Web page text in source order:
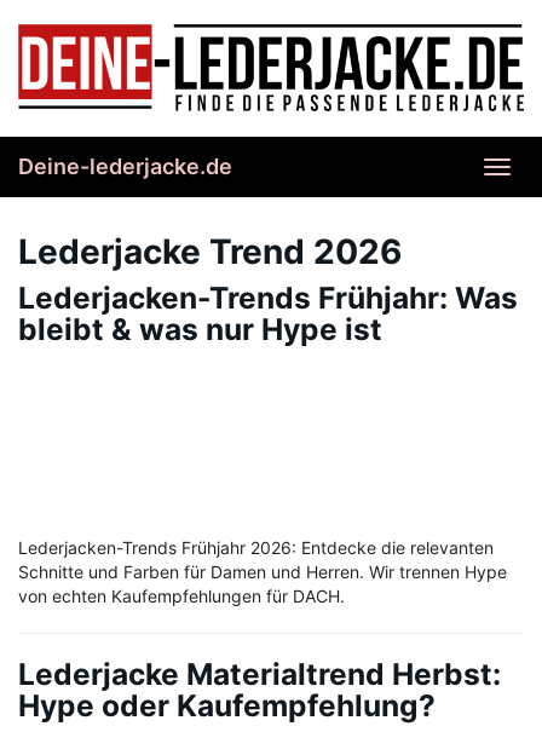
content
Deine-lederjacke.de
Lederjacke Trend 2026
Lederjacken-Trends Frühjahr: Was
bleibt & was nur Hype ist
Lederjacken-Trends Frühjahr 2026: Entdecke die relevanten
Schnitte und Farben für Damen und Herren. Wir trennen Hype
von echten Kaufempfehlungen für DACH.
Lederjacke Materialtrend Herbst:
Hype oder Kaufempfehlung?